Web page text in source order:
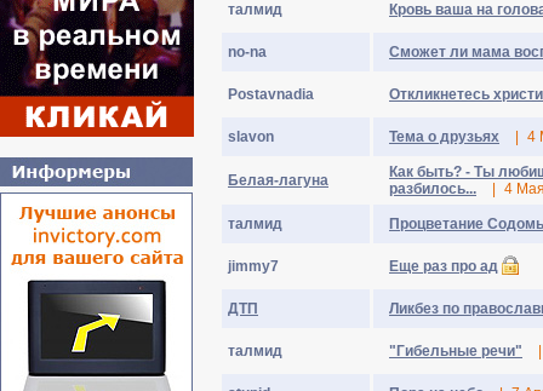
талмид Кровь ваша на
no-na Сможет ли мама
Postavnadia Откликнетесь
slavon Тема о друзьях 4
Бeлaя-лaгyнa
Как быть? - Ты
разбилось...
4
талмид Процветание
jimmy7 Еще раз про ад
ДТП Ликбез по
талмид "Гибельные речи"